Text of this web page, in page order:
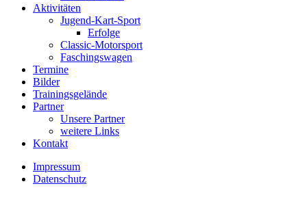
Aktivitäten
Jugend-Kart-Sport
Erfolge
Classic-Motorsport
Faschingswagen
Termine
Bilder
Trainingsgelände
Partner
Unsere Partner
weitere Links
Kontakt
Impressum
Datenschutz